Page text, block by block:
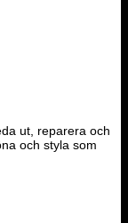
ut, reparera och
och styla som